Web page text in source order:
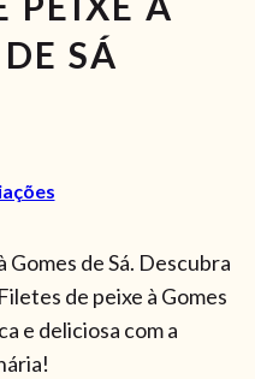
SÁ
de Sá. Descubra
de peixe à Gomes
e deliciosa com a